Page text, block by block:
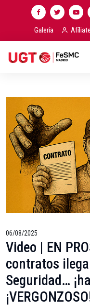
Galería Afíliate
06/08/2025
Video | EN
contratos
Seguridad…